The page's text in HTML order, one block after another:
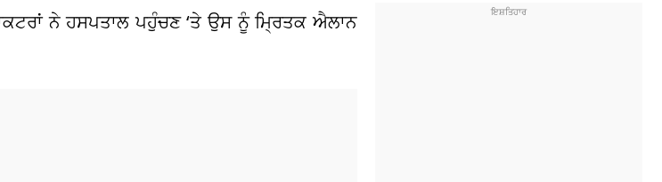
ਨੇ ਹਸਪਤਾਲ ਪਹੁੰਚਣ ‘ਤੇ ਉਸ ਨੂੰ ਮ੍ਰਿਤਕ ਐਲਾਨ